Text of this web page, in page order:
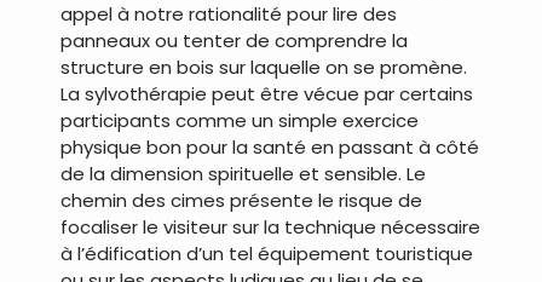
appel à notre rationalité pour lire des
panneaux ou tenter de comprendre la
structure en bois sur laquelle on se promène.
La sylvothérapie peut être vécue par certains
participants comme un simple exercice
physique bon pour la santé en passant à côté
de la dimension spirituelle et sensible. Le
chemin des cimes présente le risque de
focaliser le visiteur sur la technique nécessaire
à l’édification d’un tel équipement touristique